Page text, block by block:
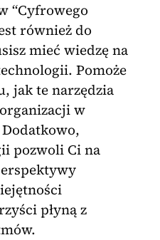
“Cyfrowego
również do
mieć wiedzę na
Pomoże
jak te narzędzia
w
pozwoli Ci na
płyną z